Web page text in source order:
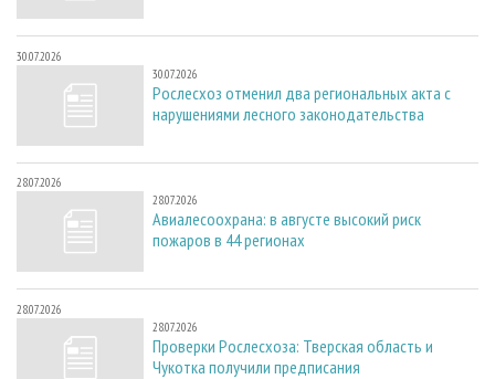
30.07.2026
30.07.2026
Рослесхоз отменил два региональных акта с
нарушениями лесного законодательства
28.07.2026
28.07.2026
Авиалесоохрана: в августе высокий риск
пожаров в 44 регионах
28.07.2026
28.07.2026
Проверки Рослесхоза: Тверская область и
Чукотка получили предписания